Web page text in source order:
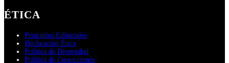
ÉTICA
Principios Editoriales
Declaración Ética
Política de Diversidad
Política de Correcciones